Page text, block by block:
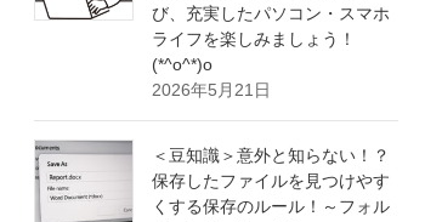
び、充実したパソコン・スマホ
ライフを楽しみましょう！
(*^o^*)o
2026年5月21日
＜豆知識＞意外と知らない！？
保存したファイルを見つけやす
くする保存のルール！～フォル